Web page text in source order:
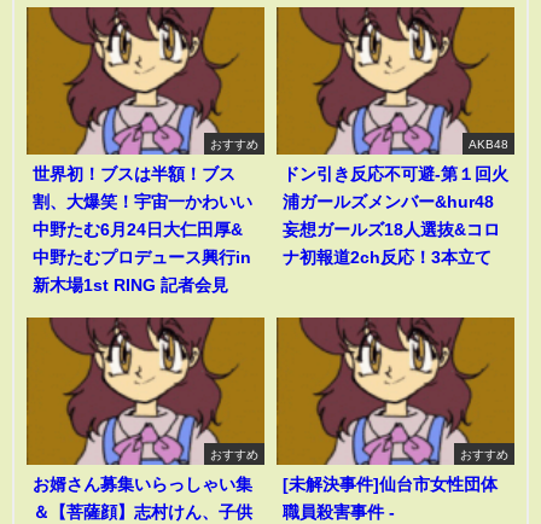
おすすめ
世界初！ブスは半額！ブス
割、大爆笑！宇宙一かわいい
中野たむ6月24日大仁田厚&
中野たむプロデュース興行in
新木場1st RING 記者会見
AKB48
ドン引き反応不可避-第１回火
浦ガールズメンバー&hur48
妄想ガールズ18人選抜&コロ
ナ初報道2ch反応！3本立て
おすすめ
お婿さん募集いらっしゃい集
＆【菩薩顔】志村けん、子供
おすすめ
[未解決事件]仙台市女性団体
職員殺害事件 -